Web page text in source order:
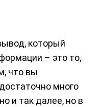
который
– это то,
что вы
много
и так далее, но в